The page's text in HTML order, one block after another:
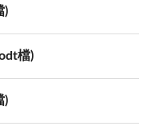
)
檔)
)